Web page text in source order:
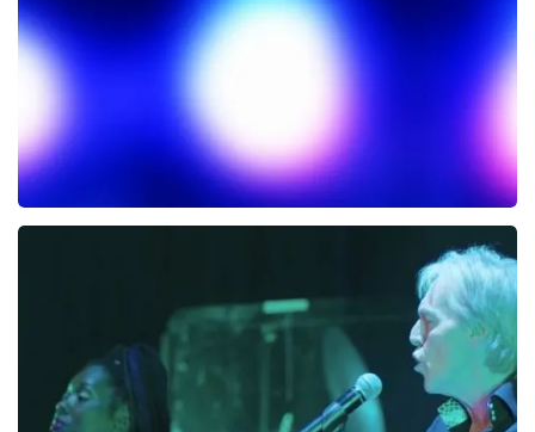
BEKIJKEN
BEKIJKEN